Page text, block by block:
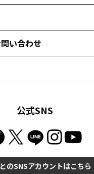
い合わせ
公式SNS
のSNSアカウントはこちら